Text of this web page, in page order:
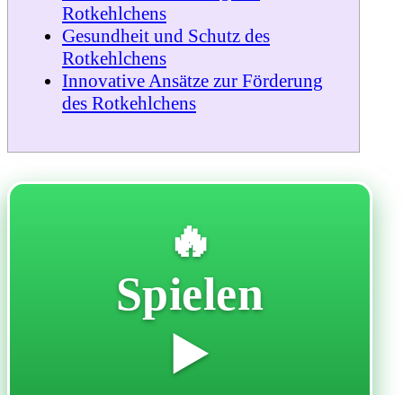
Rotkehlchens
Gesundheit und Schutz des
Rotkehlchens
Innovative Ansätze zur Förderung
des Rotkehlchens
🔥
Spielen
▶️